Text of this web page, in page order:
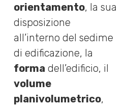
orientamento, la sua
disposizione
all’interno del sedime
di edificazione, la
forma dell’edificio, il
volume
planivolumetrico,